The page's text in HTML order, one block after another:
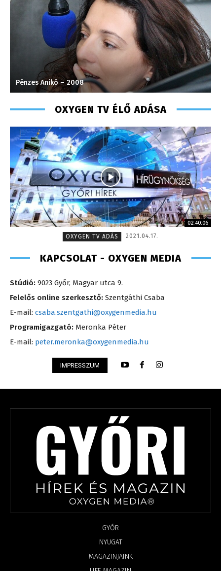
Pénzes Anikó – 2008
OXYGEN TV ÉLŐ ADÁSA
02:40:06
OXYGEN TV ADÁS
2021.04.17.
KAPCSOLAT - OXYGEN MEDIA
Stúdió: 9023 Győr, Magyar utca 9.
Felelős online szerkesztő: Szentgáthi Csaba
E-mail: csaba.szentgathi@oxygenmedia.hu
Programigazgató: Meronka Péter
E-mail: peter.meronka@oxygenmedia.hu
IMPRESSZUM
GYŐR
NYUGAT
MAGAZINJAINK